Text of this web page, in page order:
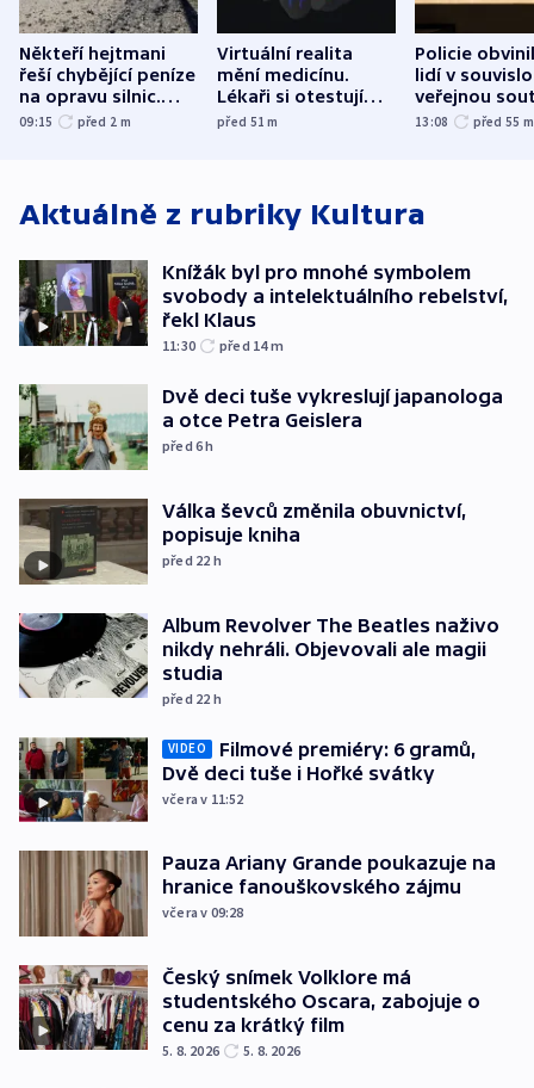
Někteří hejtmani
řeší chybějící peníze
na opravu silnic.
Údržba je v gesci
09:15 před 2 m
Virtuální realita
mění medicínu.
Lékaři si otestují
každý řez, říká
před 51m
Policie
lidí v
veřejnou
Správy
13:08 před 55 m
Aktuálně z rubriky Kultura
Knížák byl pro mnohé symbolem
svobody a intelektuálního rebelství,
řekl Klaus
11:30 před 14m
Dvě deci tuše vykreslují japanologa
a otce Petra Geislera
před 6h
Válka ševců změnila obuvnictví,
popisuje kniha
před 22 h
Album Revolver The Beatles naživo
nikdy nehráli. Objevovali ale magii
studia
před 22 h
VIDEO
Filmové premiéry: 6 gramů,
Dvě deci tuše i Hořké svátky
včera v 11:52
Pauza Ariany Grande poukazuje na
hranice fanouškovského zájmu
včera v 09:28
Český snímek Volklore má
studentského Oscara, zabojuje o
cenu za krátký film
5. 8. 2026 5. 8. 2026